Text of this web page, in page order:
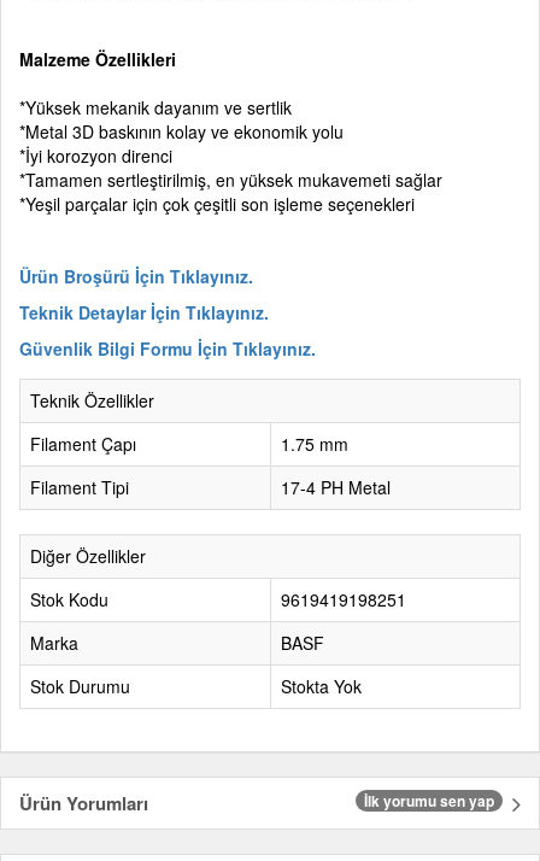
Malzeme Özellikleri
*Yüksek mekanik dayanım ve sertlik
*Metal 3D baskının kolay ve ekonomik yolu
*İyi korozyon direnci
*Tamamen sertleştirilmiş, en yüksek mukavemeti sağlar
*Yeşil parçalar için çok çeşitli son işleme seçenekleri
Ürün Broşürü İçin Tıklayınız.
Teknik Detaylar İçin Tıklayınız.
Güvenlik Bilgi Formu İçin Tıklayınız.
Teknik Özellikler
Filament Çapı
1.75 mm
Filament Tipi
17-4 PH Metal
Diğer Özellikler
Stok Kodu
9619419198251
Marka
BASF
Stok Durumu
Stokta Yok
Ürün Yorumları İlk yorumu sen yap